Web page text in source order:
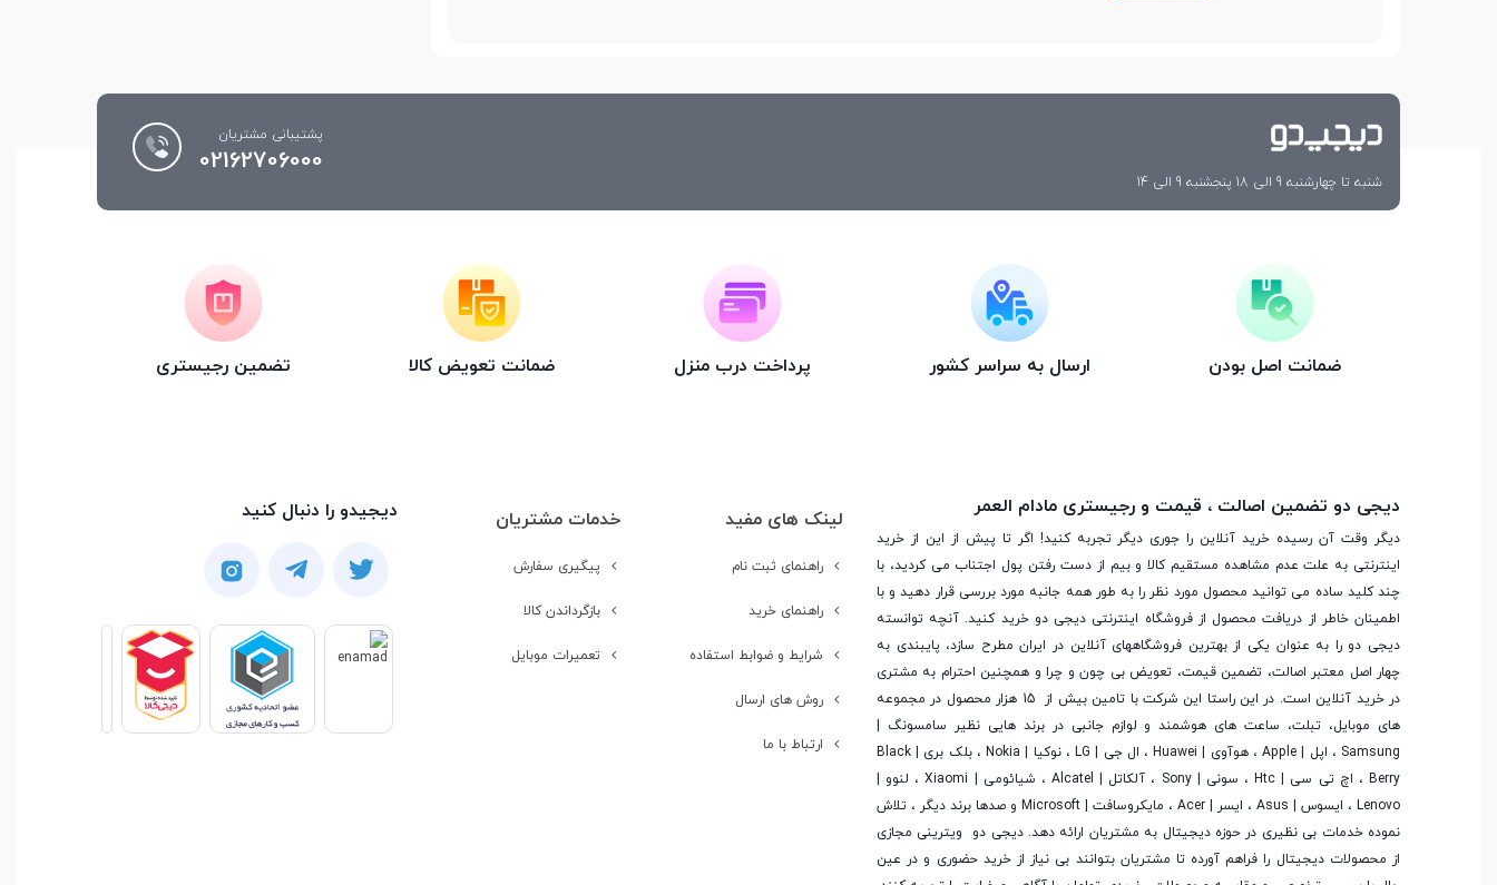
صفحه نمایش لمسی
رزولوشن صفحه نمایش
تراکم پیکسلی
محافظت از صفحه
نمایش
Corning Gorilla Glass 4
سایر قابلیت‌های صفحه
نمایش
قابلیت دریافت چند لمس همزمان
مخابرات و ارتباطات
نوع سیم کارت سایز نانو (8.8 × 12.3 میلی‌متر)
شبکه های ارتباطی 4G
شنبه تا چهارشنبه 9 الی 18 پنجشنبه 9 الی 14
پشتیبانی مشتریان
02162706000
ضمانت اصل بودن ارسال به سراسر کشور پرداخت درب منزل ضمانت تعویض کالا تضمین رجیستری
دیجی دو تضمین اصالت ، قیمت و رجیستری مادام العمر
دیگر وقت آن رسیده خرید آنلاین را جوری دیگر تجربه کنید! اگر تا پیش از این از خرید
اینترنتی به علت عدم مشاهده مستقیم کالا و بیم از دست رفتن پول اجتناب می کردید، با
چند کلید ساده می توانید محصول مورد نظر را به طور همه جانبه مورد بررسی قرار دهید و با
اطمینان خاطر از دریافت محصول از فروشگاه اینترنتی دیجی دو خرید کنید. آنچه توانسته
دیجی دو را به عنوان یکی از بهترین فروشگاه­های آنلاین در ایران مطرح سازد، پایبندی به
چهار اصل معتبر اصالت، تضمین قیمت، تعویض بی چون و چرا و همچنین احترام به مشتری
در خرید آنلاین است. در این راستا این شرکت با تامین بیش از 15 هزار محصول در مجموعه
های موبایل، تبلت، ساعت های هوشمند و لوازم جانبی در برند هایی نظیر سامسونگ |
Samsung ، اپل | Apple ، هوآوی | Huawei ، ال جی | LG ، نوکیا | Nokia ، بلک بری | Black
Berry ، اچ تی سی | Htc ، سونی | Sony ، آلکاتل | Alcatel ، شیائومی | Xiaomi ، لنوو |
Lenovo ، ایسوس | Asus ، ایسر | Acer ، مایکروسافت | Microsoft و صدها برند دیگر ، تلاش
نموده خدمات بی نظیری در حوزه دیجیتال به مشتریان ارائه دهد. دیجی دو ویترینی مجازی
از محصولات دیجیتال را فراهم آورده تا مشتریان بتوانند بی نیاز از خرید حضوری و در عین
لینک های مفید
راهنمای ثبت نام
راهنمای خرید
شرایط و ضوابط استفاده
روش های ارسال
ارتباط با ما
خدمات مشتریان
پیگیری سفارش
بازگرداندن کالا
تعمیرات موبایل
دیجیدو را دنبال کنید